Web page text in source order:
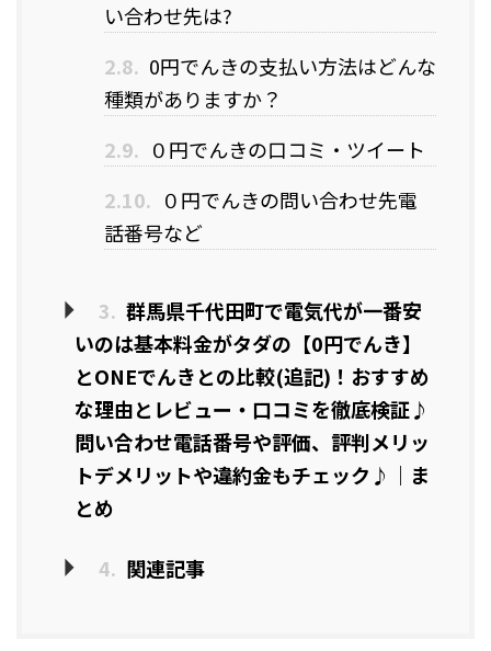
い合わせ先は?
2.8. 0円でんきの支払い方法はどんな
種類がありますか？
2.9. ０円でんきの口コミ・ツイート
2.10. ０円でんきの問い合わせ先電
話番号など
3. 群馬県千代田町で電気代が一番安
いのは基本料金がタダの【0円でんき】
とONEでんきとの比較(追記)！おすすめ
な理由とレビュー・口コミを徹底検証♪
問い合わせ電話番号や評価、評判メリッ
トデメリットや違約金もチェック♪｜ま
とめ
4. 関連記事